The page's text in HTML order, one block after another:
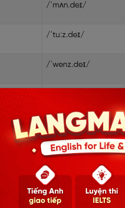
/ˈmʌn.deɪ/
/ˈtuːz.deɪ/
/ˈwenz.deɪ/
/ˈfraɪ.deɪ/
/ˈsæt̬.ɚ.deɪ/
/ˈsʌn.deɪ/